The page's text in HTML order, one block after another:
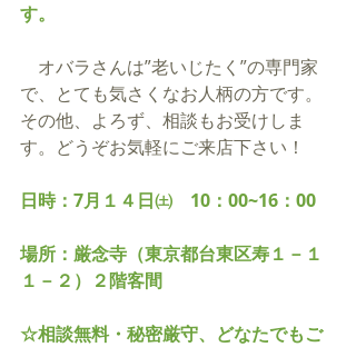
す。
オバラさんは”老いじたく”の専門家
で、とても気さくなお人柄の方です。
その他、よろず、相談もお受けしま
す。どうぞお気軽にご来店下さい！
日時：7月１４日㈯　10：00~16：00
場所：厳念寺（東京都台東区寿１－１
１－２）２階客間
☆相談無料・秘密厳守、どなたでもご